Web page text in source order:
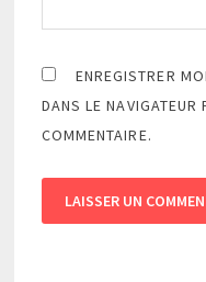
ENREGISTRER
DANS LE
COMMENTAIRE.